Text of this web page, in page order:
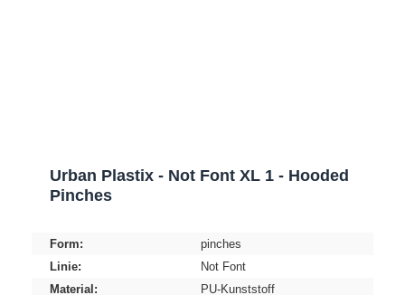
Urban Plastix - Not Font XL 1 - Hooded
Pinches
Form:
pinches
Linie:
Not Font
Material:
PU-Kunststoff